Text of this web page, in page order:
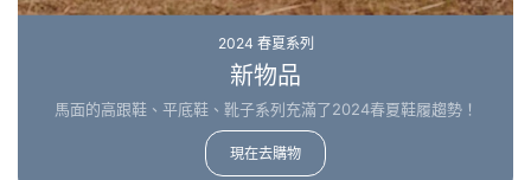
2024 春夏系列
新物品
馬面的高跟鞋、平底鞋、靴子系列充滿了2024春夏鞋履趨勢！
現在去購物